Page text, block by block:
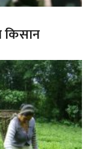
किसान